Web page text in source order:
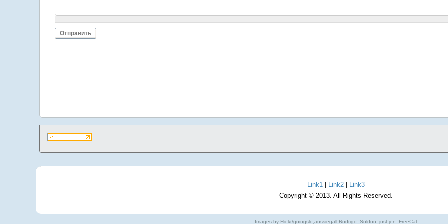
Отправить
Link1| Link2|
Link3
Copyright © 2013. All Rights Reserved.
Images by Flickr/goingslo,aussiegall,Rodrigo_Soldon,-just-jen-,FreeCat